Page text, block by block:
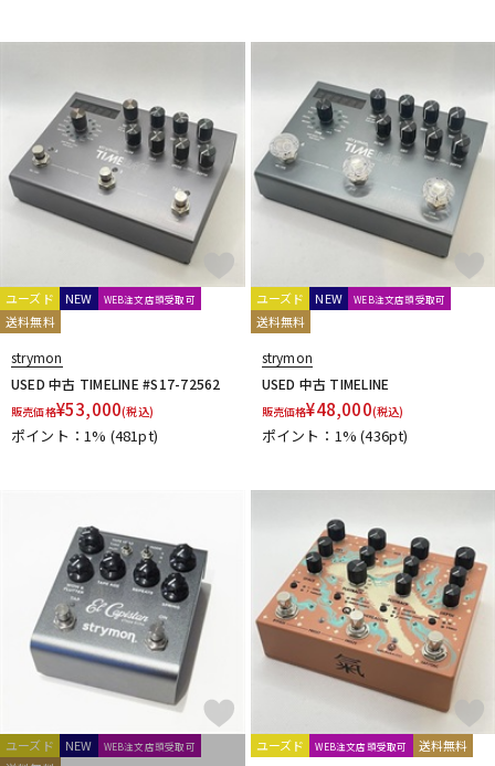
Pedal diggers
Pedal Train
PJB（Phil Jones Bass）
Poly Effects
Positive Grid
POWER-ALL Pro-co
Protection Racket
Providence
Pueblo Audio PULSE
R
Radial Rainger FX Red House
RedWitch
RESONANT ELECTRONIC DESIGN
Reunion Blues
REVV RJM
Roger Mayer
Roland RUPERT NEVE DESIGNS
S
Sadowsky Seide
SENNHEISER
Shigemori
shin’s music
SHINOS amplifier company Ltd.
SHURE
Singular Sound Skreddy Pedals
SM Pedals
Smart Belle Amplification
SMOKY SIGNAL AUDIO
Soul Power Instruments
SoundBrut
Suhr Amps
SUMO STOMP Surfy Industries
SviSound
SYNERGY
TASCAM TBCFX tc electronic TDC
TECH21
Temple Audio Design
the King of Gear
Thermion
TOKYO EFFECTOR
T-REX TRUE DYNA
TRUETONE
U-V
Umbrella Company Union Tube & Transistor Universal Audio
ユーズド NEW WEB注文店頭受取可
送料無料
strymon
USED 中古 TIMELINE #S17-72562
販売価格¥53,000(税込)
ポイント：1% (481pt)
ユーズド NEW WEB注文店頭受取可
送料無料
strymon
USED 中古 TIMELINE
販売価格¥48,000(税込)
ポイント：1%(436pt)
ユーズド NEW WEB注文店頭受取可 ユーズド WEB注文店頭受取可 送料無料